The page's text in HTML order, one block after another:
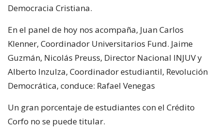
Democracia Cristiana.
En el panel de hoy nos acompaña, Juan Carlos
Klenner, Coordinador Universitarios Fund. Jaime
Guzmán, Nicolás Preuss, Director Nacional INJUV y
Alberto Inzulza, Coordinador estudiantil, Revolución
Democrática, conduce: Rafael Venegas
Un gran porcentaje de estudiantes con el Crédito
Corfo no se puede titular.